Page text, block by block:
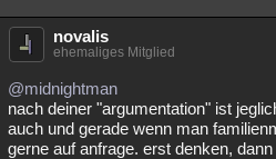
novalis
ehemaliges Mitglied
@midnightman
nach deiner "argumentation" ist
auch und gerade wenn man
gerne auf anfrage. erst denken,